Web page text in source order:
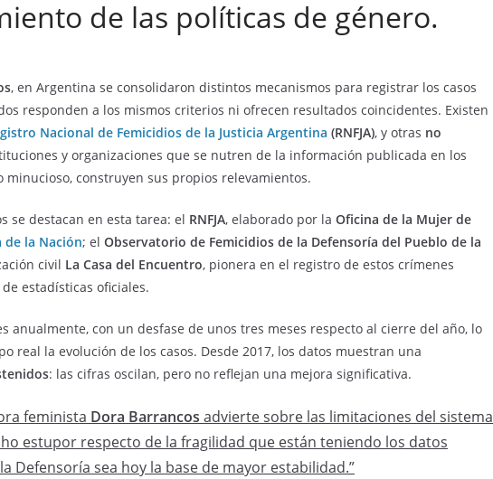
de las políticas de género.
, en Argentina se consolidaron distintos mecanismos para registrar los casos
responden a los mismos criterios ni ofrecen resultados coincidentes. Existen
Nacional de Femicidios de la Justicia Argentina (RNFJA), y otras no
y organizaciones que se nutren de la información publicada en los
minucioso, construyen sus propios relevamientos.
se destacan en esta tarea: el RNFJA, elaborado por la Oficina de la Mujer de
de la Nación; el Observatorio de Femicidios de la Defensoría del Pueblo de la
civil La Casa del Encuentro, pionera en el registro de estos crímenes
estadísticas oficiales.
anualmente, con un desfase de unos tres meses respecto al cierre del año, lo
real la evolución de los casos. Desde 2017, los datos muestran una
: las cifras oscilan, pero no reflejan una mejora significativa.
feminista Dora Barrancos advierte sobre las limitaciones del sistema
estupor respecto de la fragilidad que están teniendo los datos
Defensoría sea hoy la base de mayor estabilidad.”